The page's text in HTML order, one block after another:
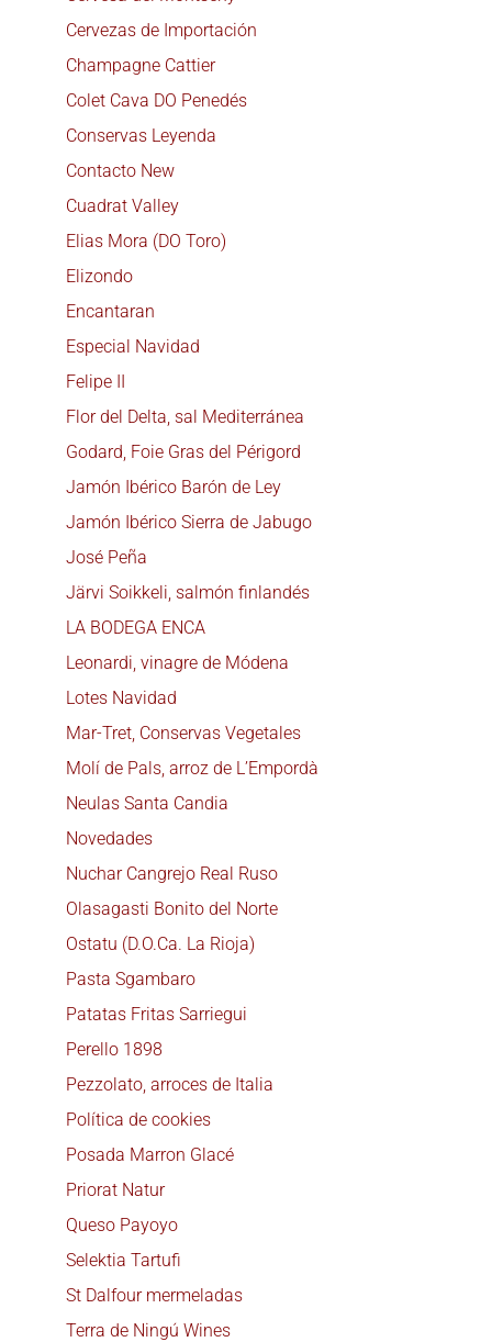
Cervezas de Importación
Champagne Cattier
Colet Cava DO Penedés
Conservas Leyenda
Contacto New
Cuadrat Valley
Elias Mora (DO Toro)
Elizondo
Encantaran
Especial Navidad
Felipe II
Flor del Delta, sal Mediterránea
Godard, Foie Gras del Périgord
Jamón Ibérico Barón de Ley
Jamón Ibérico Sierra de Jabugo
José Peña
Järvi Soikkeli, salmón finlandés
LA BODEGA ENCA
Leonardi, vinagre de Módena
Lotes Navidad
Mar-Tret, Conservas Vegetales
Molí de Pals, arroz de L’Empordà
Neulas Santa Candia
Novedades
Nuchar Cangrejo Real Ruso
Olasagasti Bonito del Norte
Ostatu (D.O.Ca. La Rioja)
Pasta Sgambaro
Patatas Fritas Sarriegui
Perello 1898
Pezzolato, arroces de Italia
Política de cookies
Posada Marron Glacé
Priorat Natur
Queso Payoyo
Selektia Tartufi
St Dalfour mermeladas
Terra de Ningú Wines